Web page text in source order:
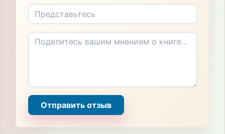
Отправить отзыв